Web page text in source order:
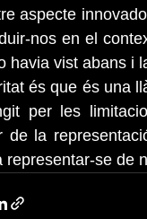
aspecte
nos en el
havia vist abans i
és que és una
per les
de la
representar-se de